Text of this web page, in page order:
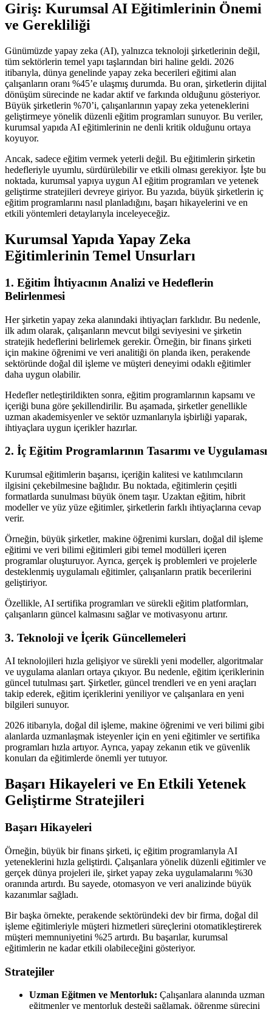
Giriş: Kurumsal AI Eğitimlerinin Önemi
ve Gerekliliği
Günümüzde yapay zeka (AI), yalnızca teknoloji şirketlerinin değil,
tüm sektörlerin temel yapı taşlarından biri haline geldi. 2026
itibarıyla, dünya genelinde yapay zeka becerileri eğitimi alan
çalışanların oranı %45’e ulaşmış durumda. Bu oran, şirketlerin dijital
dönüşüm sürecinde ne kadar aktif ve farkında olduğunu gösteriyor.
Büyük şirketlerin %70’i, çalışanlarının yapay zeka yeteneklerini
geliştirmeye yönelik düzenli eğitim programları sunuyor. Bu veriler,
kurumsal yapıda AI eğitimlerinin ne denli kritik olduğunu ortaya
koyuyor.
Ancak, sadece eğitim vermek yeterli değil. Bu eğitimlerin şirketin
hedefleriyle uyumlu, sürdürülebilir ve etkili olması gerekiyor. İşte bu
noktada, kurumsal yapıya uygun AI eğitim programları ve yetenek
geliştirme stratejileri devreye giriyor. Bu yazıda, büyük şirketlerin iç
eğitim programlarını nasıl planladığını, başarı hikayelerini ve en
etkili yöntemleri detaylarıyla inceleyeceğiz.
Kurumsal Yapıda Yapay Zeka
Eğitimlerinin Temel Unsurları
1. Eğitim İhtiyacının Analizi ve Hedeflerin
Belirlenmesi
Her şirketin yapay zeka alanındaki ihtiyaçları farklıdır. Bu nedenle,
ilk adım olarak, çalışanların mevcut bilgi seviyesini ve şirketin
stratejik hedeflerini belirlemek gerekir. Örneğin, bir finans şirketi
için makine öğrenimi ve veri analitiği ön planda iken, perakende
sektöründe doğal dil işleme ve müşteri deneyimi odaklı eğitimler
daha uygun olabilir.
Hedefler netleştirildikten sonra, eğitim programlarının kapsamı ve
içeriği buna göre şekillendirilir. Bu aşamada, şirketler genellikle
uzman akademisyenler ve sektör uzmanlarıyla işbirliği yaparak,
ihtiyaçlara uygun içerikler hazırlar.
2. İç Eğitim Programlarının Tasarımı ve Uygulaması
Kurumsal eğitimlerin başarısı, içeriğin kalitesi ve katılımcıların
ilgisini çekebilmesine bağlıdır. Bu noktada, eğitimlerin çeşitli
formatlarda sunulması büyük önem taşır. Uzaktan eğitim, hibrit
modeller ve yüz yüze eğitimler, şirketlerin farklı ihtiyaçlarına cevap
verir.
Örneğin, büyük şirketler, makine öğrenimi kursları, doğal dil işleme
eğitimi ve veri bilimi eğitimleri gibi temel modülleri içeren
programlar oluşturuyor. Ayrıca, gerçek iş problemleri ve projelerle
desteklenmiş uygulamalı eğitimler, çalışanların pratik becerilerini
geliştiriyor.
Özellikle, AI sertifika programları ve sürekli eğitim platformları,
çalışanların güncel kalmasını sağlar ve motivasyonu artırır.
3. Teknoloji ve İçerik Güncellemeleri
AI teknolojileri hızla gelişiyor ve sürekli yeni modeller, algoritmalar
ve uygulama alanları ortaya çıkıyor. Bu nedenle, eğitim içeriklerinin
güncel tutulması şart. Şirketler, güncel trendleri ve en yeni araçları
takip ederek, eğitim içeriklerini yeniliyor ve çalışanlara en yeni
bilgileri sunuyor.
2026 itibarıyla, doğal dil işleme, makine öğrenimi ve veri bilimi gibi
alanlarda uzmanlaşmak isteyenler için en yeni eğitimler ve sertifika
programları hızla artıyor. Ayrıca, yapay zekanın etik ve güvenlik
konuları da eğitimlerde önemli yer tutuyor.
Başarı Hikayeleri ve En Etkili Yetenek
Geliştirme Stratejileri
Başarı Hikayeleri
Örneğin, büyük bir finans şirketi, iç eğitim programlarıyla AI
yeteneklerini hızla geliştirdi. Çalışanlara yönelik düzenli eğitimler ve
gerçek dünya projeleri ile, şirket yapay zeka uygulamalarını %30
oranında artırdı. Bu sayede, otomasyon ve veri analizinde büyük
kazanımlar sağladı.
Bir başka örnekte, perakende sektöründeki dev bir firma, doğal dil
işleme eğitimleriyle müşteri hizmetleri süreçlerini otomatikleştirerek
müşteri memnuniyetini %25 artırdı. Bu başarılar, kurumsal
eğitimlerin ne kadar etkili olabileceğini gösteriyor.
Stratejiler
Uzman Eğitmen ve Mentorluk: Çalışanlara alanında uzman
eğitmenler ve mentorluk desteği sağlamak, öğrenme sürecini